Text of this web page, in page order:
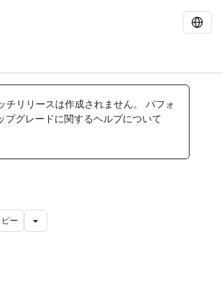
リリースは作成されません。 パフォ
プグレードに関するヘルプについて
ー